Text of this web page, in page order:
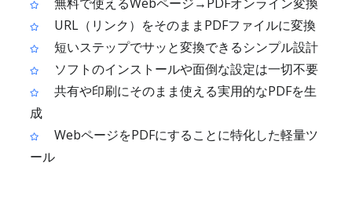
URL（リンク）をそのままPDFファイルに変換
短いステップでサッと変換できるシンプル設計
ソフトのインストールや面倒な設定は一切不要
共有や印刷にそのまま使える実用的なPDFを生
成
WebページをPDFにすることに特化した軽量ツ
ール